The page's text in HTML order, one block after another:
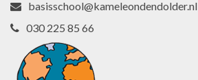
basisschool@kameleondendolder.nl
030 225 85 66